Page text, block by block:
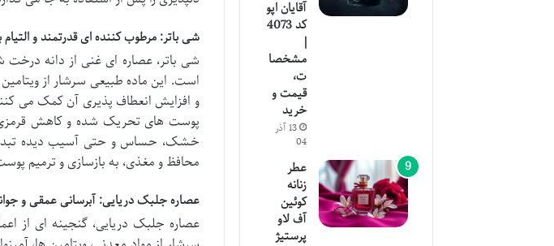
شی باتر: مرطوب کننده ای قدرتمند و
شی باتر، عصاره ای غنی از دانه
و افزایش انعطاف پذیری آن کمک می
پوست های تحریک شده و کاهش قرمزی
خشک، حساس و حتی آسیب دیده تبدیل
محافظ و مغذی، به بازسازی و ترمیم
عصاره جلبک دریایی: آبرسانی عمقی و
عصاره جلبک دریایی، گنجینه ای از
آقایان اپو
کد 4073
|
مشخصا
ت،
قیمت و
خرید
13 آذر
04
عطر
زنانه
کوئین
آف لاو
پرستیژ